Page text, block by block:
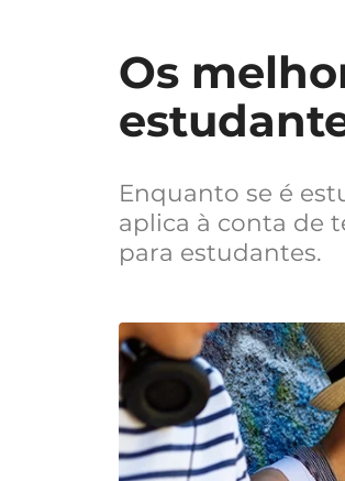
Os
Enquanto se é
aplica à conta de
para estudantes.